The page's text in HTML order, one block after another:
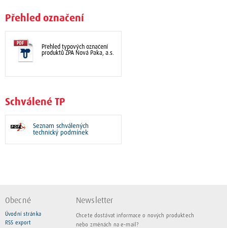
Přehled označení
Přehled typových označení
produktů ZPA Nová Paka, a.s.
Schválené TP
Seznam schválených
technický podmínek
Obecné
Úvodní stránka
RSS export
Newsletter
Chcete dostávat informace o nových produktech
nebo změnách na e-mail?